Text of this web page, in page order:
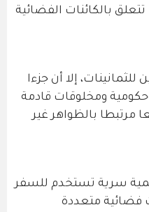
بالكائنات الفضائية
إلا أن جزءا
حكومية ومخلوقات قادمة
مرتبطا بالظواهر غير
سرية تستخدم للسفر
فضائية متعددة